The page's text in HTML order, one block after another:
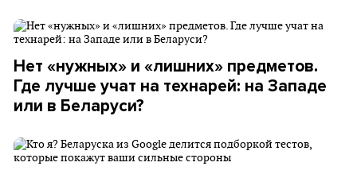
Нет «нужных» и «лишних» предметов.
Где лучше учат на технарей: на Западе
или в Беларуси?